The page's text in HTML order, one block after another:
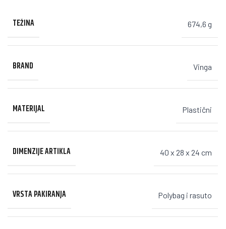
TEŽINA 674,6 g
BRAND Vinga
MATERIJAL Plastični
DIMENZIJE ARTIKLA 40 x 28 x 24 cm
VRSTA PAKIRANJA Polybag i rasuto